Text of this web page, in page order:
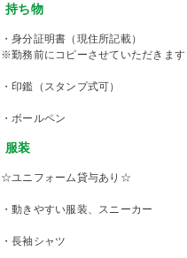
持ち物
・身分証明書（現住所記載）
※勤務前にコピーさせていただきます
・印鑑（スタンプ式可）
・ボールペン
服装
☆ユニフォーム貸与あり☆
・動きやすい服装、スニーカー
・長袖シャツ